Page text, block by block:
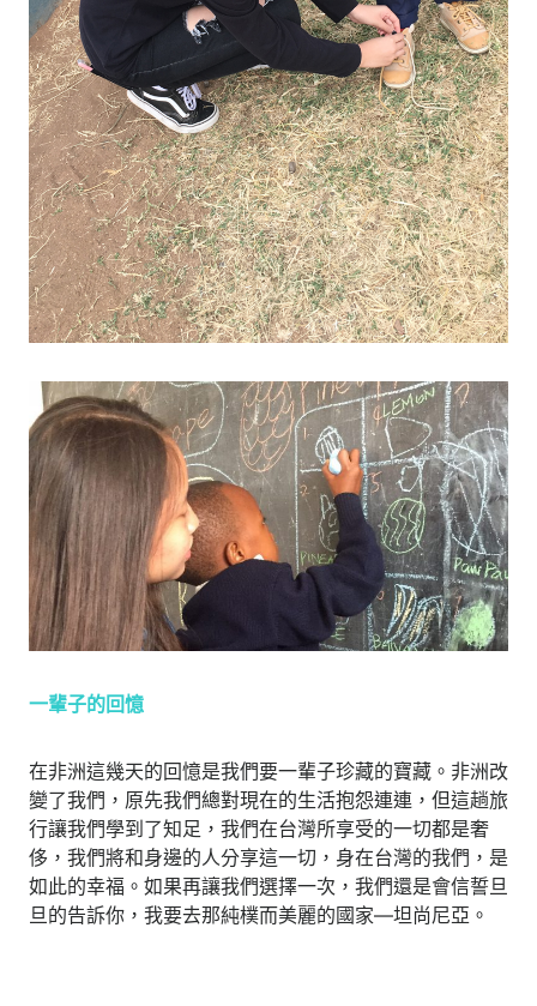
一輩子的回憶
在非洲這幾天的回憶是我們要一輩子珍藏的寶藏。非洲改
變了我們，原先我們總對現在的生活抱怨連連，但這趟旅
行讓我們學到了知足，我們在台灣所享受的一切都是奢
侈，我們將和身邊的人分享這一切，身在台灣的我們，是
如此的幸福。如果再讓我們選擇一次，我們還是會信誓旦
旦的告訴你，我要去那純樸而美麗的國家—坦尚尼亞。